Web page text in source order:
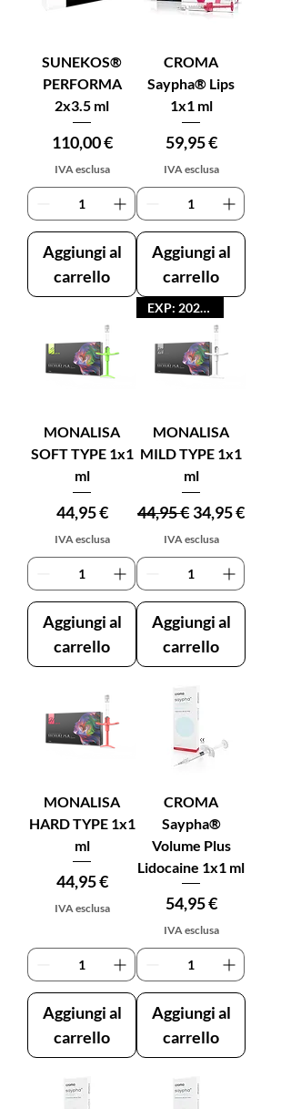
SUNEKOS®
PERFORMA
2x3.5 ml
Prezzo
110,00 €
IVA esclusa
Aggiungi al
carrello
CROMA
Saypha® Lips
1x1 ml
Prezzo
59,95 €
IVA esclusa
Aggiungi al
carrello
MONALISA
SOFT TYPE 1x1
ml
Prezzo
44,95 €
IVA esclusa
Aggiungi al
carrello
EXP: 2026-11
MONALISA
MILD TYPE 1x1
ml
Prezzo regolare
44,95 € Prezzo
34,95 €
IVA esclusa
Aggiungi al
carrello
MONALISA
HARD TYPE 1x1
ml
Prezzo
44,95 €
IVA esclusa
Aggiungi al
carrello
CROMA
Saypha®
Volume Plus
Lidocaine 1x1 ml
Prezzo
54,95 €
IVA esclusa
Aggiungi al
carrello